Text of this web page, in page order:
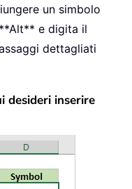
un simbolo
e digita il
dettagliati
desideri inserire